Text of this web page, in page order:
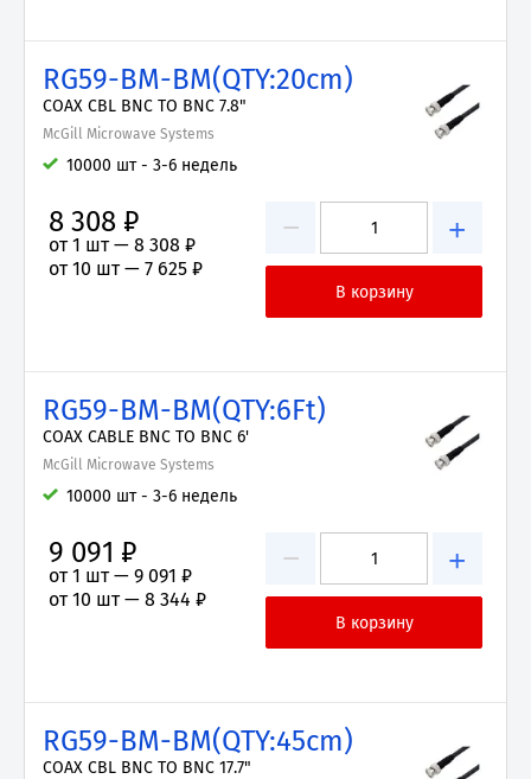
RG59-BM-BM(QTY:20cm)
COAX CBL BNC TO BNC 7.8"
McGill Microwave Systems
10000 шт - 3-6 недель
− +
8 308 ₽
от 1 шт — 8 308 ₽
от 10 шт — 7 625 ₽
RG59-BM-BM(QTY:6Ft)
COAX CABLE BNC TO BNC 6'
McGill Microwave Systems
10000 шт - 3-6 недель
− +
9 091 ₽
от 1 шт — 9 091 ₽
от 10 шт — 8 344 ₽
RG59-BM-BM(QTY:45cm)
COAX CBL BNC TO BNC 17.7"